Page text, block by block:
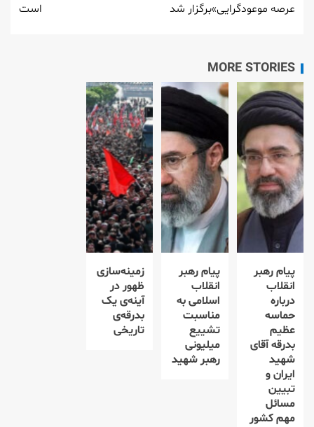
عرصه موعودگرایی»برگزار شد
است
MORE STORIES
پیام رهبر
انقلاب
درباره
حماسه
عظیم
بدرقه آقای
شهید
ایران و
تبیین
مسائل
مهم کشور
پیام رهبر
انقلاب
اسلامی به
مناسبت
تشییع
میلیونی
رهبر شهید
زمینه‌سازی
ظهور در
آینه‌ی یک
بدرقه‌ی
تاریخی